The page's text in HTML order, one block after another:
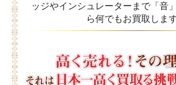
ッジやインシュレーターまで「音
ら何でもお買取しま